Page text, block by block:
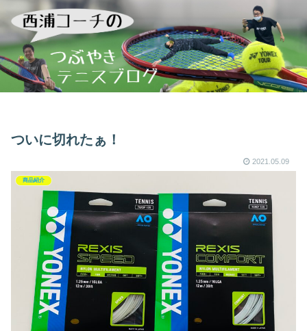
ついに切れたぁ！
2021.05.09
商品紹介